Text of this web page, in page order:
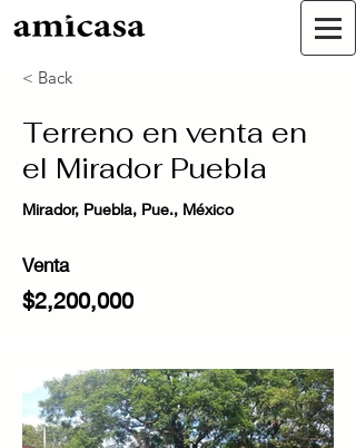
< Back
Terreno en venta en
el Mirador Puebla
Mirador, Puebla, Pue., México
Venta
$2,200,000